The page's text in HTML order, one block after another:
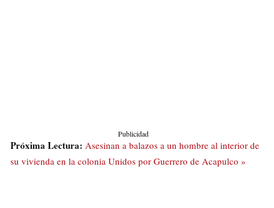
Publicidad
Próxima Lectura: Asesinan a balazos a un hombre al interior de
su vivienda en la colonia Unidos por Guerrero de Acapulco »